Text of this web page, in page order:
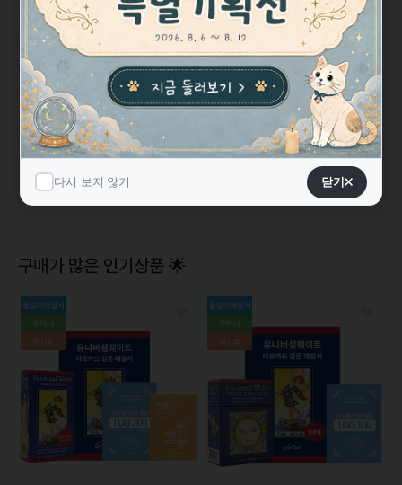
★★★★★5
기본적인 카드 재질도 좋지만 이미지가 흥미로운 게 제일 좋은 점.
웨이트 타로와는 꽤 다른 해석이 가능하며 외적인 상황보다는 내
적인 상황을 비롯해 수..
싯다르타 타로카드 Siddhartha..
구매가 많은 인기상품 🌟
다시 보지 않기 닫기
다시 보지 않기 닫기